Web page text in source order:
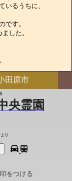
いるうちに、
です。
した。
田原市
央霊園
り
をつける